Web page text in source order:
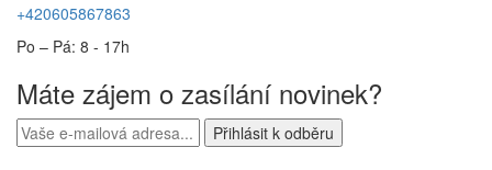
+420605867863
Po – Pá: 8 - 17h
Máte zájem o zasílání novinek?